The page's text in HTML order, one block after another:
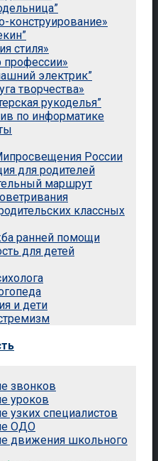
конструирование»
стиля»
электрик”
творчества»
рукоделья”
по информатике
России
для родителей
маршрут
классных
ранней помощи
для детей
и дети
звонков
уроков
узких специалистов
ОДО
движения школьного